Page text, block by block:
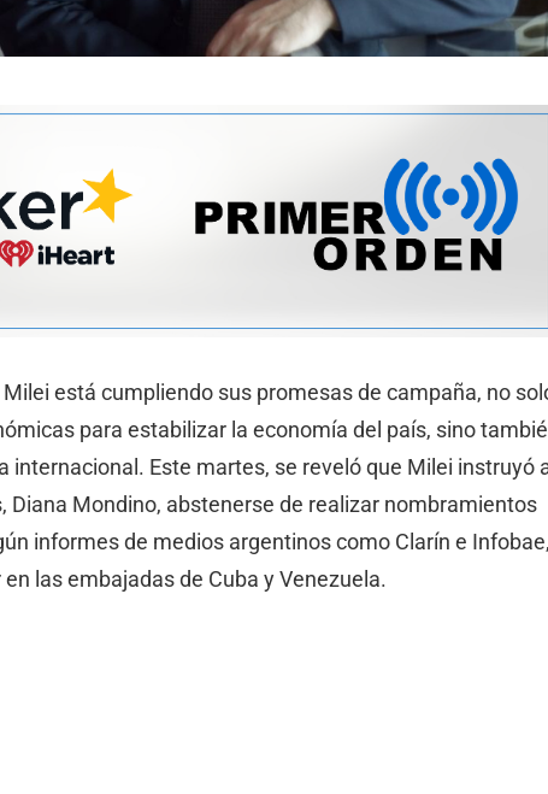
está cumpliendo sus promesas de campaña, no
para estabilizar la economía del país, sino
internacional. Este martes, se reveló que Milei instruyó
Diana Mondino, abstenerse de realizar nombramientos
informes de medios argentinos como Clarín e Infobae,
las embajadas de Cuba y Venezuela.